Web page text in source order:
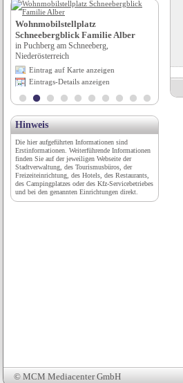
© MCM Mediacenter GmbH
Wohnmobilstellplatz
Schneebergblick Familie Alber
in Puchberg am Schneeberg,
Niederösterreich
Eintrag auf Karte anzeigen
Eintrags-Details anzeigen
Hinweis
Die hier aufgeführten Informationen sind
Erstinformationen. Weiterführende Informationen
finden Sie auf der jeweiligen Webseite der
Stadtverwaltung, des Tourismusbüros, der
Freizeiteinrichtung, des Hotels, des Restaurants,
des Campingplatzes oder des Kfz-Servicebetriebes
und bei den genannten Einrichtungen direkt.